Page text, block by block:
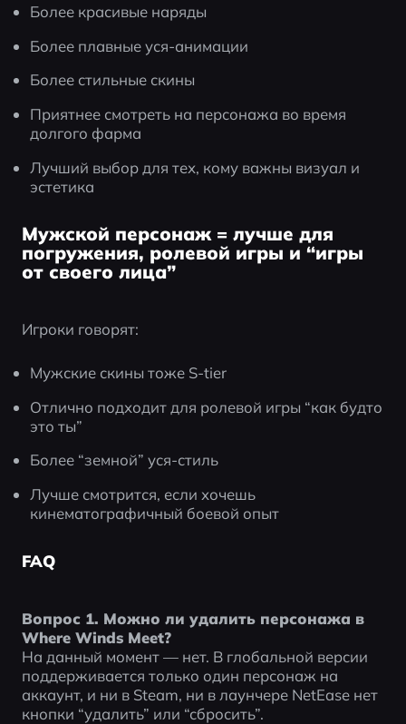
Более красивые наряды
Более плавные уся-анимации
Более стильные скины
Приятнее смотреть на персонажа во время
долгого фарма
Лучший выбор для тех, кому важны визуал и
эстетика
Мужской персонаж = лучше для
погружения, ролевой игры и “игры
от своего лица”
Игроки говорят:
Мужские скины тоже S-tier
Отлично подходит для ролевой игры “как будто
это ты”
Более “земной” уся-стиль
Лучше смотрится, если хочешь
кинематографичный боевой опыт
FAQ
Вопрос 1. Можно ли удалить персонажа в
Where Winds Meet?
На данный момент — нет. В глобальной версии
поддерживается только один персонаж на
аккаунт, и ни в Steam, ни в лаунчере NetEase нет
кнопки “удалить” или “сбросить”.